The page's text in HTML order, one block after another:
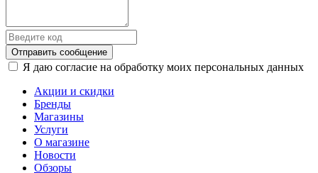
Отправить сообщение
Я даю согласие на обработку моих персональных данных
Акции и скидки
Бренды
Магазины
Услуги
О магазине
Новости
Обзоры